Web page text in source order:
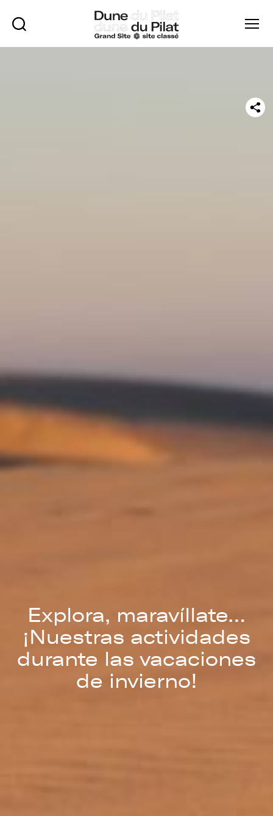
Duna
Explora, maravíllate…
¡Nuestras actividades
durante las vacaciones
de invierno!